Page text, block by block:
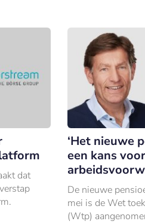
dat
‘Het nieuwe
een kans voor
De nieuwe
mei is de Wet
(Wtp)